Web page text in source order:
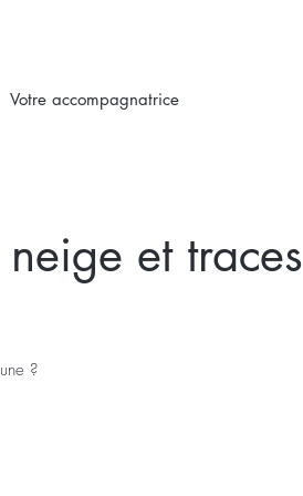
Votre accompagnatrice
et traces
?